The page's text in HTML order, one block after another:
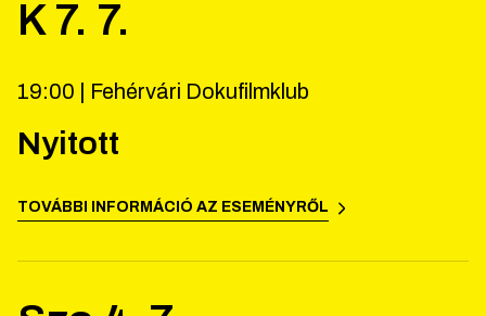
K 7. 7.
19:00 | Fehérvári Dokufilmklub
Nyitott
TOVÁBBI INFORMÁCIÓ AZ ESEMÉNYRŐL